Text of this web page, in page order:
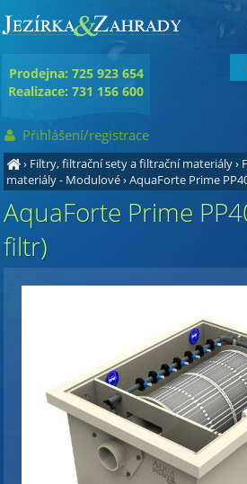
› Filtry, filtrační sety a filtrační materiály›
materiály - Modulové›AquaForte Prime
AquaForte Prime
filtr)
Prodejna: 725 923 654
Realizace: 731 156 600
Přihlášení/registrace